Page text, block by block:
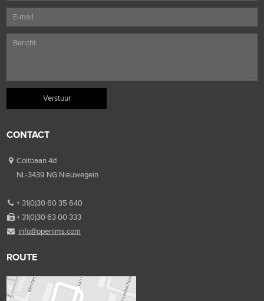
CONTACT
Coltbaan 4d
NL-3439 NG Nieuwegein
+ 31(0)30 60 35 640
+ 31(0)30 63 00 333
info@openims.com
ROUTE